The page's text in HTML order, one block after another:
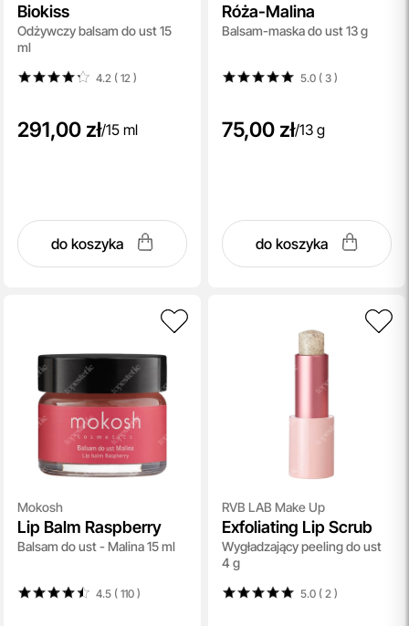
Biokiss
Odżywczy balsam do ust 15
ml
4.2 ( 12 )
291,00 zł/15 ml
do koszyka
Róża-Malina
Balsam-maska do ust 13 g
5.0 ( 3)
75,00 zł/13 g
do koszyka
Mokosh
Lip Balm Raspberry
Balsam do ust - Malina 15 ml
4.5 ( 110)
RVB LAB Make Up
Exfoliating Lip Scrub
Wygładzający peeling do ust
4 g
5.0 ( 2 )